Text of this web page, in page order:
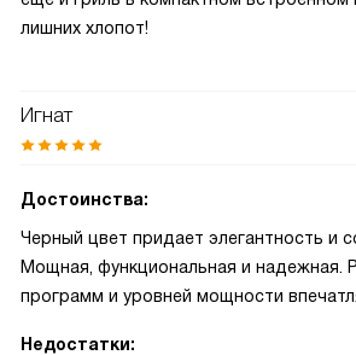
лишних хлопот!
Игнат
Достоинства:
Черный цвет придает элегантность и
Мощная, функциональная и надежная.
программ и уровней мощности
Недостатки: